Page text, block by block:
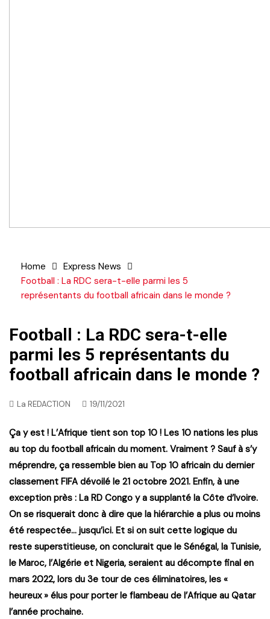
Home
Express News
Football : La RDC sera-t-elle parmi les 5
représentants du football africain dans le monde ?
Football : La RDC sera-t-elle
parmi les 5 représentants du
football africain dans le monde ?
La REDACTION 19/11/2021
Ça y est ! L’Afrique tient son top 10 ! Les 10 nations les plus
au top du football africain du moment. Vraiment ? Sauf à s’y
méprendre, ça ressemble bien au Top 10 africain du dernier
classement FIFA dévoilé le 21 octobre 2021. Enfin, à une
exception près : La RD Congo y a supplanté la Côte d’Ivoire.
On se risquerait donc à dire que la hiérarchie a plus ou moins
été respectée… jusqu’ici. Et si on suit cette logique du
reste superstitieuse, on conclurait que le Sénégal, la Tunisie,
le Maroc, l’Algérie et Nigeria, seraient au décompte final en
mars 2022, lors du 3e tour de ces éliminatoires, les «
heureux » élus pour porter le flambeau de l’Afrique au Qatar
l’année prochaine.